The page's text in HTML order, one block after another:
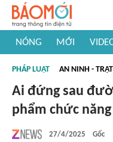
NÓNG MỚI
#Khám phá thế giới
PHÁP LUẬT AN NINH -
Ai đứng sau
phẩm chức
27/4/2025 Gốc